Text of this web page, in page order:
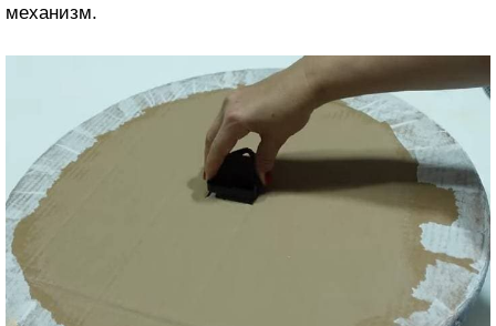
механизм.